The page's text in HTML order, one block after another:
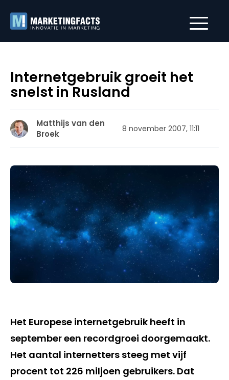
Internetgebruik groeit het
snelst in Rusland
Matthijs van den
Broek
8 november 2007, 11:11
Het Europese internetgebruik heeft in
september een recordgroei doorgemaakt.
Het aantal internetters steeg met vijf
procent tot 226 miljoen gebruikers. Dat